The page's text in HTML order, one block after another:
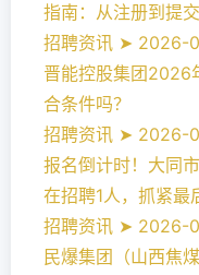
指南：从注册到提
招聘资讯 ➤ 2026-
晋能控股集团2026
合条件吗？
招聘资讯 ➤ 2026-
报名倒计时！大同
在招聘1人，抓紧最
招聘资讯 ➤ 2026-
民爆集团（山西焦